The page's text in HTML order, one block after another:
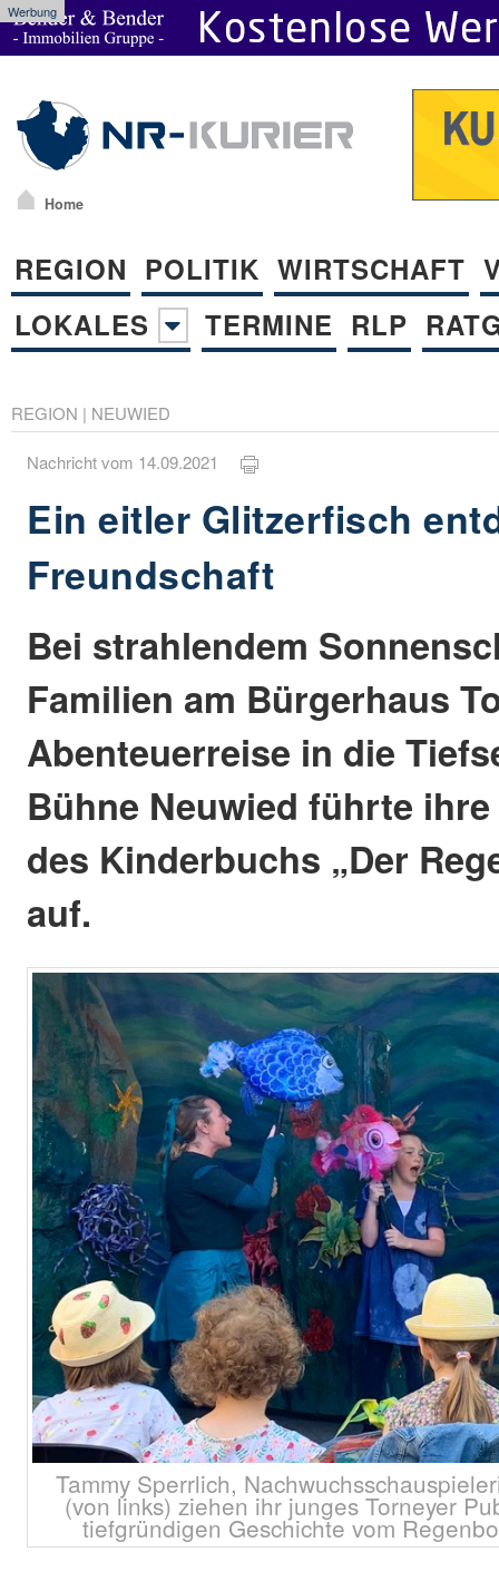
Werbung
Home
REGION POLITIK WIRTSCHAFT
LOKALES
TERMINE RLP
REGION | NEUWIED
Nachricht vom 14.09.2021
Ein eitler Glitzerfisch
Freundschaft
Bei strahlendem
Familien am Bürgerhaus
Abenteuerreise in die
Bühne Neuwied führte
des Kinderbuchs „Der
auf.
Tammy Sperrlich,
(von links) ziehen ihr junges Torneyer
tiefgründigen Geschichte vom